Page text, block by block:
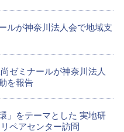
ルが神奈川法人会で地域支
ゼミナールが神奈川法人
を報告
」をテーマとした 実地研
ペアセンター訪問